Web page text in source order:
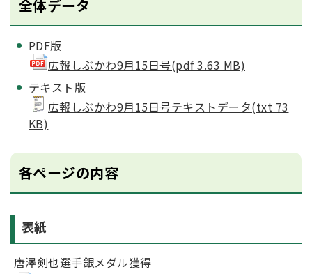
全体データ
PDF版
広報しぶかわ9月15日号(pdf 3.63 MB)
テキスト版
広報しぶかわ9月15日号テキストデータ(txt 73
KB)
各ページの内容
表紙
唐澤剣也選手銀メダル獲得